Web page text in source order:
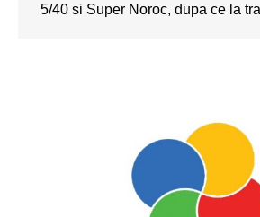
5/40 si Super Noroc, dupa ce la